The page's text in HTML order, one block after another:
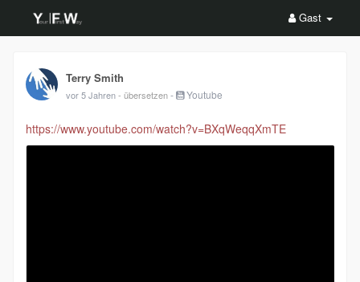
Gast
Terry Smith
vor 5 Jahren - übersetzen- Youtube
https://www.youtube.com/watch?v=BXqWeqqXmTE